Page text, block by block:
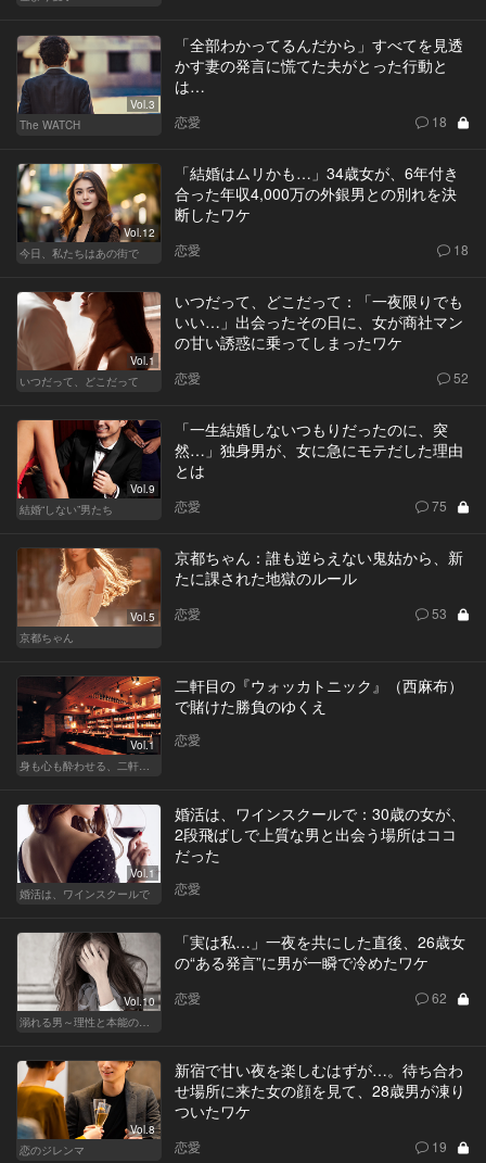
Vol.3
The WATCH
「全部わかってるんだから」すべてを見透
かす妻の発言に慌てた夫がとった行動と
は…
恋愛 18
Vol.12
今日、私たちはあの街で
「結婚はムリかも…」34歳女が、6年付き
合った年収4,000万の外銀男との別れを決
断したワケ
恋愛 18
Vol.1
いつだって、どこだって
いつだって、どこだって：「一夜限りでも
いい…」出会ったその日に、女が商社マン
の甘い誘惑に乗ってしまったワケ
恋愛 52
Vol.9
結婚“しない”男たち
「一生結婚しないつもりだったのに、突
然…」独身男が、女に急にモテだした理由
とは
恋愛 75
Vol.5
京都ちゃん
京都ちゃん：誰も逆らえない鬼姑から、新
たに課された地獄のルール
恋愛 53
Vol.1
二軒目の『ウォッカトニック』（西麻布）
で賭けた勝負のゆくえ
恋愛
Vol.1
婚活は、ワインスクールで
婚活は、ワインスクールで：30歳の女が、
2段飛ばしで上質な男と出会う場所はココ
だった
恋愛
Vol.10
「実は私…」一夜を共にした直後、26歳女
の“ある発言”に男が一瞬で冷めたワケ
恋愛 62
Vol.8
恋のジレンマ
新宿で甘い夜を楽しむはずが…。待ち合わ
せ場所に来た女の顔を見て、28歳男が凍り
ついたワケ
恋愛 19